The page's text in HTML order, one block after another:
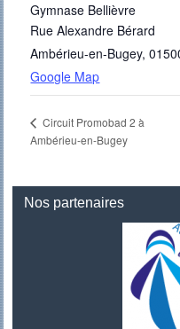
Gymnase Bellièvre
Rue Alexandre Bérard
Ambérieu-en-Bugey,
Google Map
Circuit Promobad 2 à
Ambérieu-en-Bugey
Nos partenaires